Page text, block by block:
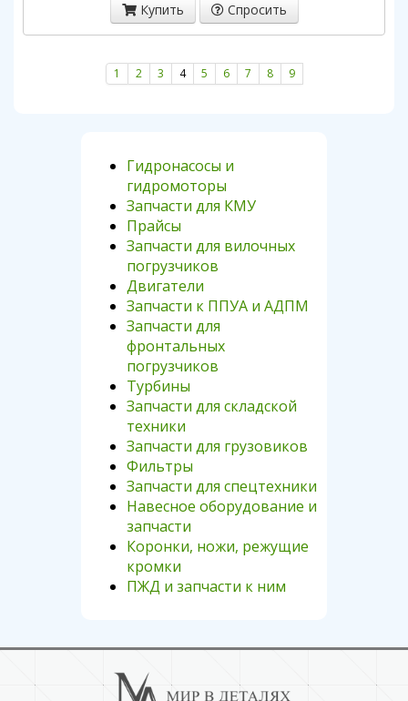
Купить Спросить
1 2 3 4 5 6 7 8 9
Гидронасосы и
гидромоторы
Запчасти для КМУ
Прайсы
Запчасти для вилочных
погрузчиков
Двигатели
Запчасти к ППУА и АДПМ
Запчасти для
фронтальных
погрузчиков
Турбины
Запчасти для складской
техники
Запчасти для грузовиков
Фильтры
Запчасти для спецтехники
Навесное оборудование и
запчасти
Коронки, ножи, режущие
кромки
ПЖД и запчасти к ним